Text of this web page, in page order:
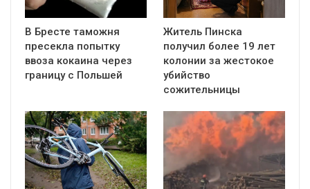
В Бресте таможня
пресекла попытку
ввоза кокаина через
границу с Польшей
Житель Пинска
получил более 19 лет
колонии за жестокое
убийство
сожительницы